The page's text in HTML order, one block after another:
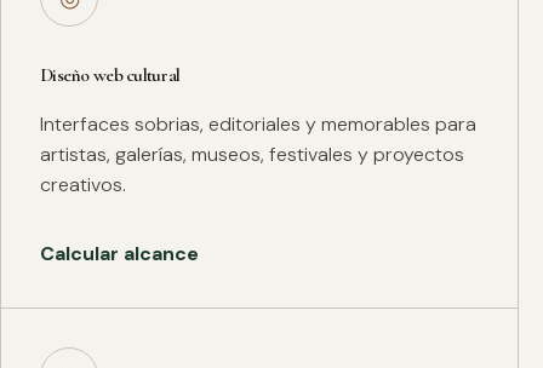
Diseño web cultural
Interfaces sobrias, editoriales y memorables para
artistas, galerías, museos, festivales y proyectos
creativos.
Calcular alcance